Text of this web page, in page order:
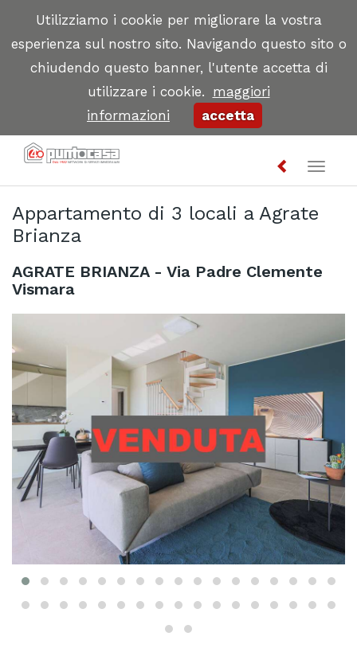
Utilizziamo i cookie per migliorare la vostra
esperienza sul nostro sito. Navigando questo sito o
chiudendo questo banner, l'utente accetta di
utilizzare i cookie. maggiori
informazioni
accetta
Toggle
Appartamento di 3 locali a Agrate
Brianza
AGRATE BRIANZA - Via Padre Clemente
Vismara